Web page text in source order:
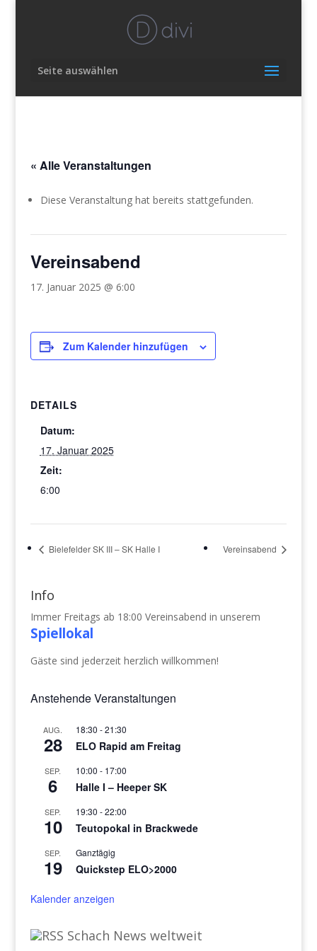
Seite auswählen
« Alle Veranstaltungen
Diese Veranstaltung hat bereits stattgefunden.
Vereinsabend
17. Januar 2025 @ 6:00
Zum Kalender hinzufügen
DETAILS
Datum:
17. Januar 2025
Zeit:
6:00
Bielefelder SK III – SK Halle I Vereinsabend
Info
Immer Freitags ab 18:00 Vereinsabend in unserem
Spiellokal
Gäste sind jederzeit herzlich willkommen!
Anstehende Veranstaltungen
AUG.
28
18:30 -21:30
ELO Rapid am Freitag
SEP.
6
10:00 - 17:00
Halle I – Heeper SK
SEP.
10
19:30 -22:00
Teutopokal in Brackwede
SEP.
19
Ganztägig
Quickstep ELO>2000
Kalender anzeigen
Schach News weltweit